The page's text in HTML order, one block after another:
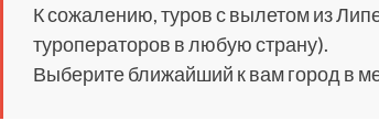
К сожалению, туров с вылетом из
туроператоров в любую страну).
Выберите ближайший к вам город в